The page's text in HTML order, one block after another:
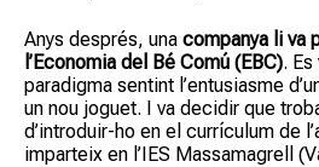
Anys després, una companya li va
l’Economia del Bé Comú (EBC).
paradigma sentint l’entusiasme
un nou joguet. I va decidir que
d’introduir-ho en el currículum de
imparteix en l’IES Massamagrell